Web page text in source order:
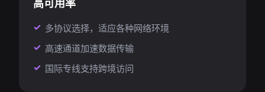
高可用率
多协议选择，适应各种网络环境
高速通道加速数据传输
国际专线支持跨境访问